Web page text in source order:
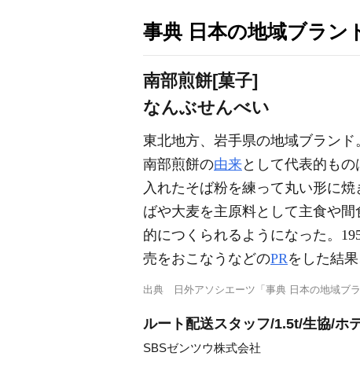
事典 日本の地域ブラン
南部煎餅[菓子]
なんぶせんべい
東北地方、岩手県の地域ブランド
南部煎餅の由来として代表的も
入れたそば粉を練って丸い形に
ばや大麦を主原料として主食や
的につくられるようになった。
売をおこなうなどのPRをした結
出典 日外アソシエーツ「事典 日本の地域ブ
ルート配送スタッフ/1.5t/生協/ホ
SBSゼンツウ株式会社